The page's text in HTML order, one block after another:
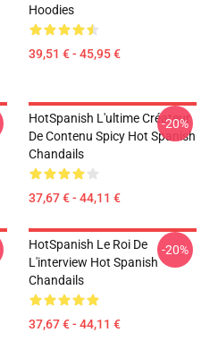
Hoodies
39,51 € - 45,95 €
HotSpanish L'ultime Créateur
De Contenu Spicy Hot Spanish
Chandails
37,67 € - 44,11 €
-20%
HotSpanish Le Roi De
L'interview Hot Spanish
Chandails
37,67 € - 44,11 €
-20%